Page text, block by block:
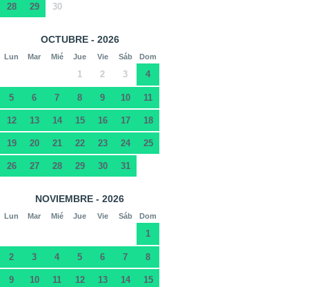
28 29 30
OCTUBRE - 2026
Lun Mar Mié Jue Vie Sáb Dom
1 2 3 4
5 6 7 8 9 10 11
12 13 14 15 16 17 18
19 20 21 22 23 24 25
26 27 28 29 30 31
NOVIEMBRE - 2026
Lun Mar Mié Jue Vie Sáb Dom
1
2 3 4 5 6 7 8
9 10 11 12 13 14 15